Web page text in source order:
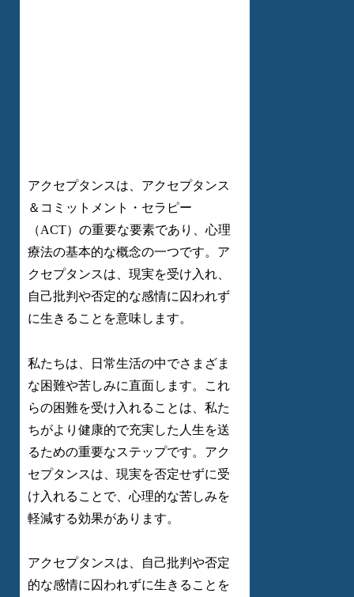
アクセプタンスは、アクセプタンス
＆コミットメント・セラピー
（ACT）の重要な要素であり、心理
療法の基本的な概念の一つです。ア
クセプタンスは、現実を受け入れ、
自己批判や否定的な感情に囚われず
に生きることを意味します。
私たちは、日常生活の中でさまざま
な困難や苦しみに直面します。これ
らの困難を受け入れることは、私た
ちがより健康的で充実した人生を送
るための重要なステップです。アク
セプタンスは、現実を否定せずに受
け入れることで、心理的な苦しみを
軽減する効果があります。
アクセプタンスは、自己批判や否定
的な感情に囚われずに生きることを